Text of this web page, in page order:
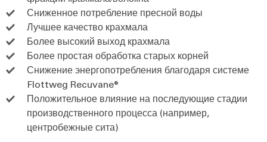
Сниженное потребление пресной воды
Лучшее качество крахмала
Более высокий выход крахмала
Более простая обработка старых корней
Снижение энергопотребления благодаря системе
Flottweg Recuvane®
Положительное влияние на последующие стадии
производственного процесса (например,
центробежные сита)